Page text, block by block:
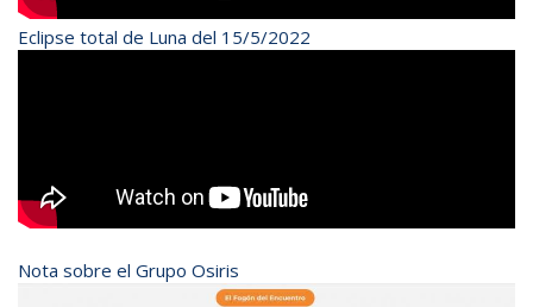
Eclipse total de Luna del 15/5/2022
Nota sobre el Grupo Osiris